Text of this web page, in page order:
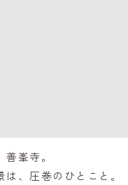
峯寺。
、圧巻のひとこと。